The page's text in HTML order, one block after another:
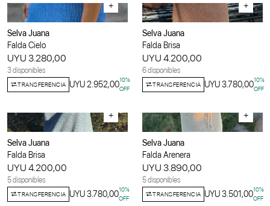
+
Selva Juana
Falda Cielo
UYU 3.280,00
3 disponibles
TRANSFERENCIA UYU 2.952,0010%
OFF
+
Selva Juana
Falda Brisa
UYU 4.200,00
6 disponibles
TRANSFERENCIA UYU 3.780,0010%
OFF
+
Selva Juana
Falda Brisa
UYU 4.200,00
5 disponibles
TRANSFERENCIA UYU 3.780,0010%
OFF
+
Selva Juana
Falda Arenera
UYU 3.890,00
5 disponibles
TRANSFERENCIA UYU 3.501,0010%
OFF